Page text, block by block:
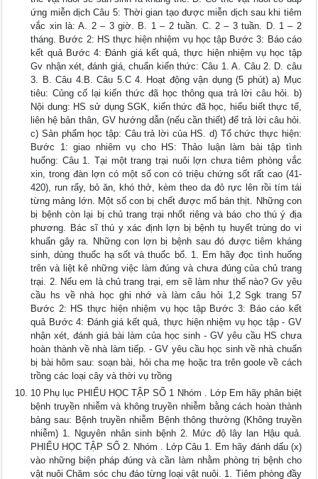
ứng miễn dịch Câu 5: Thời gian tạo được miễn dịch sau khi tiêm
vắc xin là: A. 2 – 3 giờ. B. 1 – 2 tuần. C. 2 – 3 tuần. D. 1 – 2
tháng. Bước 2: HS thực hiện nhiệm vụ học tập Bước 3: Báo cáo
kết quả Bước 4: Đánh giá kết quả, thực hiện nhiệm vụ học tập
Gv nhận xét, đánh giá, chuẩn kiến thức: Câu 1. A. Câu 2. D. câu
3. B. Câu 4.B. Câu 5.C 4. Hoạt động vận dụng (5 phút) a) Mục
tiêu: Củng cố lại kiến thức đã học thông qua trả lời câu hỏi. b)
Nội dung: HS sử dụng SGK, kiến thức đã học, hiểu biết thực tế,
liên hệ bản thân, GV hướng dẫn (nếu cần thiết) để trả lời câu hỏi.
c) Sản phẩm học tập: Câu trả lời của HS. d) Tổ chức thực hiện:
Bước 1: giao nhiêm vụ cho HS: Thảo luận làm bài tập tình
huống: Câu 1. Tại một trang trại nuôi lợn chưa tiêm phòng vắc
xin, trong đàn lợn có một số con có triệu chứng sốt rất cao (41-
420), run rẩy, bỏ ăn, khó thở, kèm theo da đỏ rực lên rồi tím tái
từng mảng lớn. Một số con bị chết được mổ bán thịt. Những con
bị bệnh còn lại bị chủ trang trại nhốt riêng và báo cho thú ý địa
phương. Bác sĩ thú y xác định lợn bị bệnh tụ huyết trùng do vi
khuẩn gây ra. Những con lợn bị bệnh sau đó được tiêm kháng
sinh, dùng thuốc hạ sốt và thuốc bổ. 1. Em hãy đọc tình huống
trên và liệt kê những việc làm đúng và chưa đúng của chủ trang
trại. 2. Nếu em là chủ trang trại, em sẽ làm như thế nào? Gv yêu
cầu hs về nhà học ghi nhớ và làm câu hỏi 1,2 Sgk trang 57
Bước 2: HS thực hiện nhiệm vụ học tập Bước 3: Báo cáo kết
quả Bước 4: Đánh giá kết quả, thực hiện nhiệm vụ học tập - GV
nhận xét, đánh giá bài làm của học sinh - GV yêu cầu HS chưa
hoàn thành về nhà làm tiếp. - GV yêu cầu học sinh về nhà chuẩn
bị bài hôm sau: soạn bài, hỏi cha mẹ hoặc tra trên goole về cách
trồng các loại cây và thời vụ trồng
10 Phụ lục PHIẾU HỌC TẬP SỐ 1 Nhóm . Lớp Em hãy phân biệt
bệnh truyền nhiễm và không truyền nhiễm bằng cách hoàn thành
bảng sau: Bệnh truyền nhiễm Bệnh thông thường (Không truyền
nhiễm) 1. Nguyên nhân sinh bệnh 2. Mức độ lây lan Hậu quả.
PHIẾU HỌC TẬP SỐ 2. Nhóm . Lớp Câu 1. Em hãy đánh dấu (x)
vào những biện pháp đúng và cần làm nhằm phòng trị bệnh cho
vật nuôi Chăm sóc chu đáo từng loại vật nuôi. 1. Tiêm phòng đầy